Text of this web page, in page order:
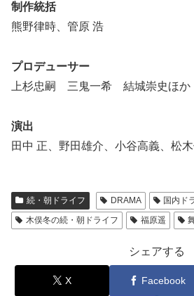
制作統括
熊野律時、管原 浩
プロデューサー
上杉忠嗣 三鬼一希 結城崇史ほか
演出
田中 正、野田雄介、小谷高義、松
続・朝ドライフ DRAMA
国内ド
木俣冬の続・朝ドライフ
福原遥
シェアする
X Facebook